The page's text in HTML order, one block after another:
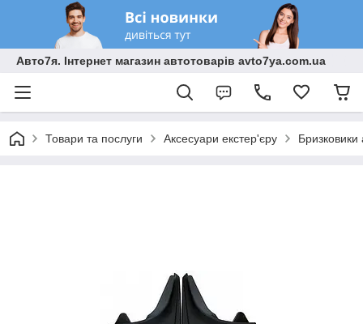
Авто7я. Інтернет магазин автотоварів avto7ya.com.ua
Товари та послуги Аксесуари екстер'єру Бризковики